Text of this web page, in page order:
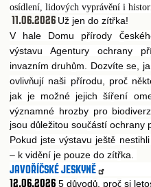
osídlení, lidových vyprávění i
11.06.2026 Už jen do zítřka!
V hale Domu přírody Č
výstavu Agentury ochrany př
invazním druhům. Dozvíte se,
ovlivňují naši přírodu, proč ně
jak je možné jejich šíření
významné hrozby pro
jsou důležitou součástí ochrany
Pokud jste výstavu ještě
– k vidění je pouze do zítřka.
JAVOŘÍČSKÉ JESKYNĚ
12.06.2026 5 důvodů, proč si